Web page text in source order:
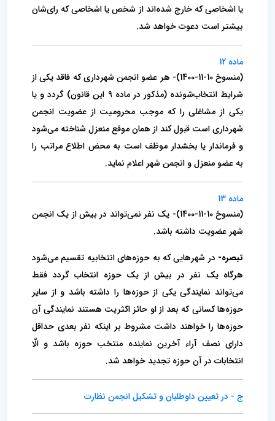
یا اشخاصی که خارج شده‌اند از شخص یا اشخاصی که رای‌شان
بیشتر است دعوت خواهد شد.
ماده 12
(منسوخ 10-11-1400)- هر عضو انجمن شهرداری که فاقد یکی از
شرایط انتخاب‌شونده (‌مذکور در ماده 9 این قانون) گردد و یا
یکی از مشاغلی را که موجب محرومیت از عضویت انجمن
شهرداری است قبول کند از همان موقع منعزل شناخته می‌شود
و فرماندار یا بخشدار موظف است به محض اطلاع مراتب را
به عضو منعزل و انجمن شهر اعلام نماید.
ماده 13
(منسوخ 10-11-1400)- یک نفر نمی‌تواند در بیش از یک انجمن
شهر عضویت داشته باشد.
تبصره- در شهرهایی که به حوزه‌های انتخابیه تقسیم می‌شود
هرگاه یک نفر در بیش از یک حوزه انتخاب گردد فقط
می‌تواند نمایندگی یکی از‌ حوزه‌ها را داشته باشد و از سایر
حوزه‌ها کسانی که بعد از او حائز اکثریت هستند نمایندگی آن
حوزه‌ها را خواهند داشت مشروط بر اینکه نفر بعدی حداقل
دارای نصف آراء آخرین نماینده منتخب حوزه باشد و الّا
انتخابات در آن حوزه تجدید خواهد شد.
ج - در تعیین داوطلبان و تشکیل انجمن نظارت